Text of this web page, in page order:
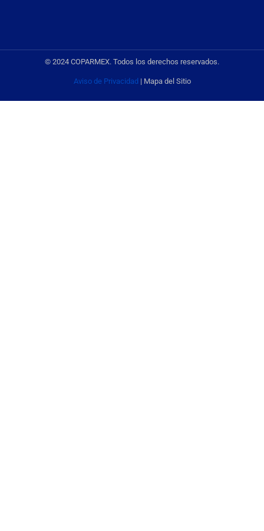
© 2024 COPARMEX. Todos los derechos reservados.
Aviso de Privacidad| Mapa del Sitio